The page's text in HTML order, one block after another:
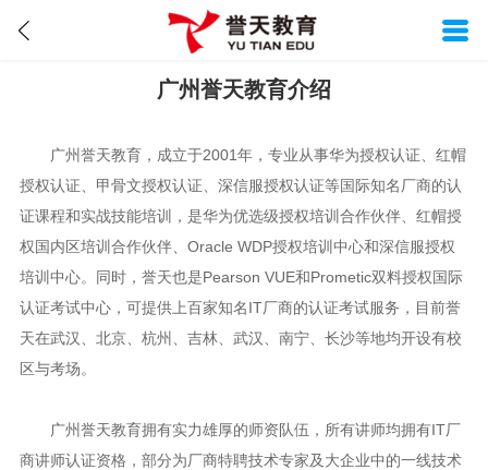
广州誉天教育介绍
广州誉天教育，成立于2001年，专业从事华为授权认证、红帽
授权认证、甲骨文授权认证、深信服授权认证等国际知名厂商的认
证课程和实战技能培训，是华为优选级授权培训合作伙伴、红帽授
权国内区培训合作伙伴、Oracle WDP授权培训中心和深信服授权
培训中心。同时，誉天也是Pearson VUE和Prometic双料授权国际
认证考试中心，可提供上百家知名IT厂商的认证考试服务，目前誉
天在武汉、北京、杭州、吉林、武汉、南宁、长沙等地均开设有校
区与考场。
广州誉天教育拥有实力雄厚的师资队伍，所有讲师均拥有IT厂
商讲师认证资格，部分为厂商特聘技术专家及大企业中的一线技术